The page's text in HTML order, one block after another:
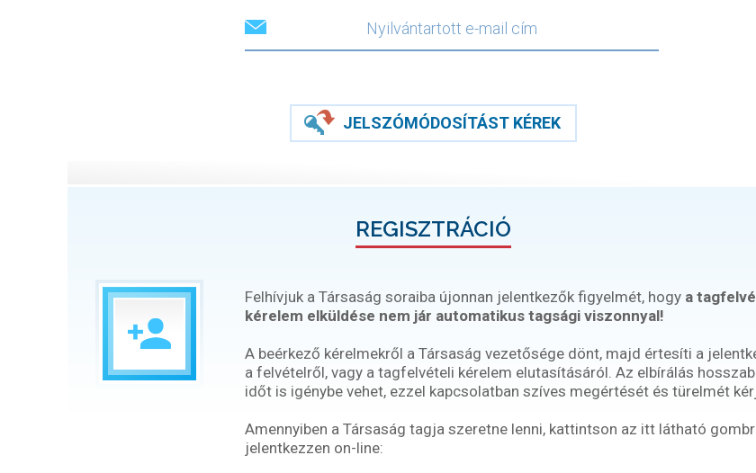
JELSZÓMÓDOSÍTÁST KÉREK
REGISZTRÁCIÓ
Felhívjuk a Társaság soraiba újonnan jelentkezők figyelmét, hogy a
kérelem elküldése nem jár automatikus tagsági viszonnyal!
A beérkező kérelmekről a Társaság vezetősége dönt, majd értesíti a
a felvételről, vagy a tagfelvételi kérelem elutasításáról. Az elbírálás
időt is igénybe vehet, ezzel kapcsolatban szíves megértését és türelmét
Amennyiben a Társaság tagja szeretne lenni, kattintson az itt látható
jelentkezzen on-line: